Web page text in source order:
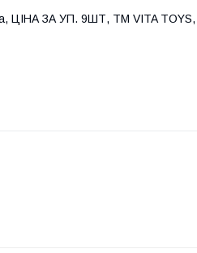
ЦІНА ЗА УП. 9ШТ, ТМ VITA TOYS,